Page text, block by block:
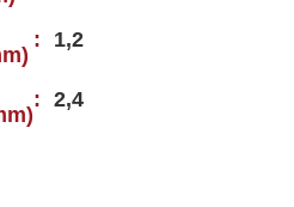
:
1,2
: 2,4